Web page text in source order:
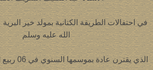
في احتفالات الطريقة الكتانية بمولد خير
الله عليه وسلم
الذي يقترن عادة بموسمها السنوي في 06 ربيع الأول من كل عام،